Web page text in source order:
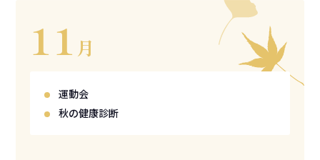
11 月
運動会
秋の健康診断